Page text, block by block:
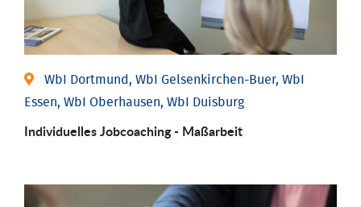
WbI Dortmund, WbI Gelsenkirchen-Buer, WbI
Essen, WbI Oberhausen, WbI Duisburg
Individu­elles Job­coaching - Maßarbeit